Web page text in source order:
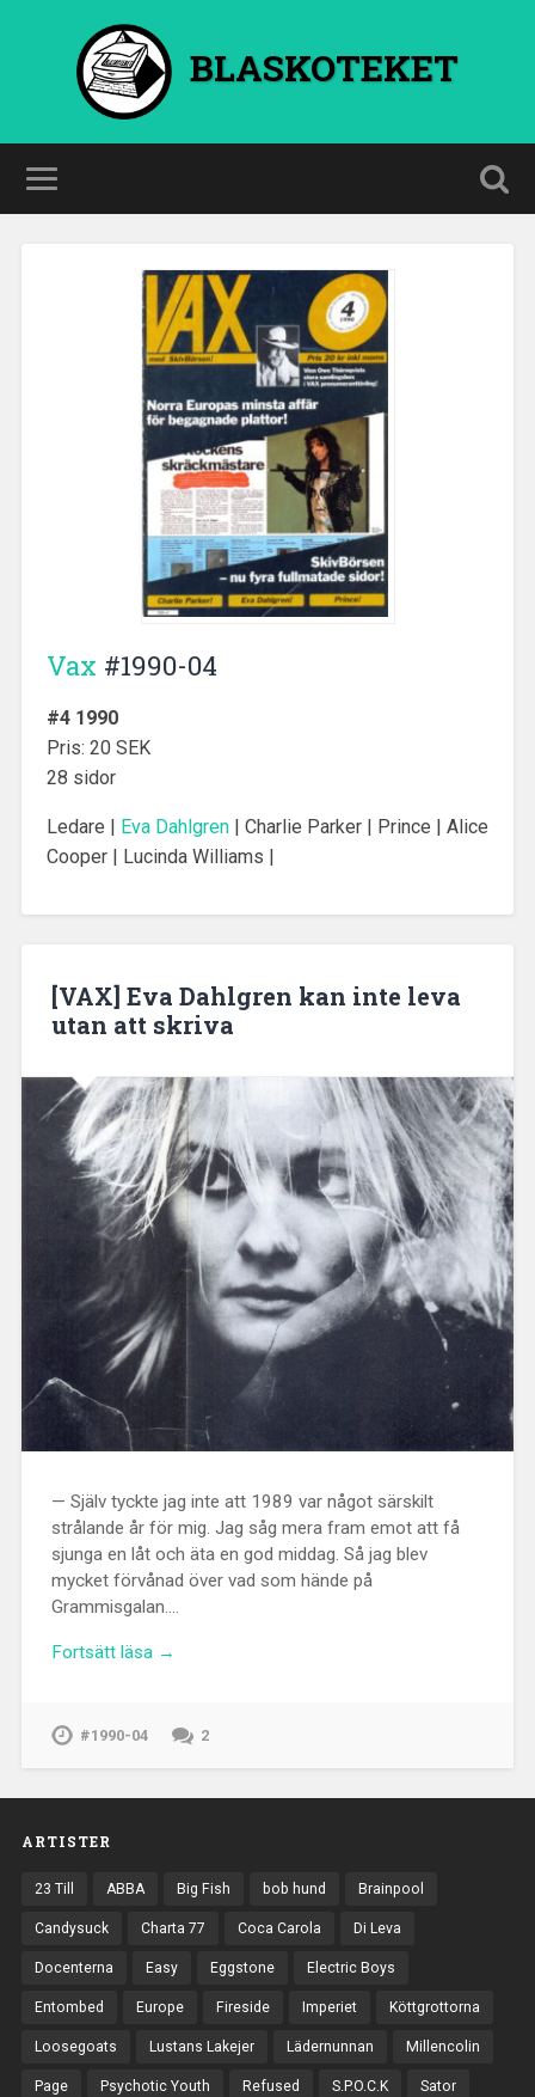
BLASKOTEKET
Vax #1990-04
#4 1990
Pris: 20 SEK
28 sidor
Ledare | Eva Dahlgren| Charlie Parker | Prince | Alice
Cooper | Lucinda Williams |
[VAX] Eva Dahlgren kan inte leva
utan att skriva
— Själv tyckte jag inte att 1989 var något särskilt
strålande år för mig. Jag såg mera fram emot att få
sjunga en låt och äta en god middag. Så jag blev
mycket förvånad över vad som hände på
Grammisgalan….
Fortsätt läsa →
#1990-04 2
ARTISTER
23 Till ABBA Big Fish bob hund Brainpool
Candysuck Charta 77 Coca Carola Di Leva
Docenterna Easy Eggstone Electric Boys
Entombed Europe Fireside Imperiet Köttgrottorna
Loosegoats Lustans Lakejer Lädernunnan Millencolin
Page Psychotic Youth Refused S.P.O.C.K Sator